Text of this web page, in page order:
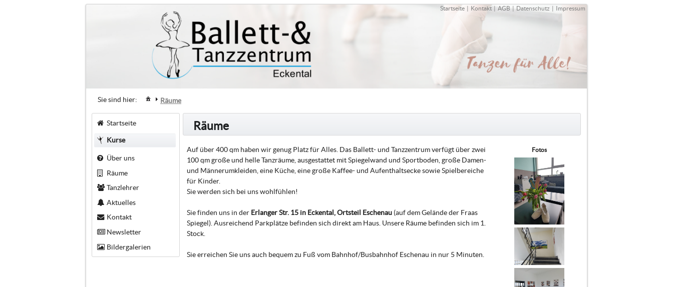
Startseite | Kontakt | AGB | Datenschutz | Impressum
Sie sind hier: Räume
Startseite
Kurse
Über uns
Räume
Tanzlehrer
Aktuelles
Kontakt
Newsletter
Bildergalerien
Räume
Auf über 400 qm haben wir genug Platz für Alles. Das Ballett- und Tanzzentrum verfügt über zwei
100 qm große und helle Tanzräume, ausgestattet mit Spiegelwand und Sportboden, große Damen-
und Männerumkleiden, eine Küche, eine große Kaffee- und Aufenthaltsecke sowie Spielbereiche
für Kinder.
Sie werden sich bei uns wohlfühlen!
Sie finden uns in der Erlanger Str. 15 in Eckental, Ortsteil Eschenau (auf dem Gelände der Fraas
Spiegel). Ausreichend Parkplätze befinden sich direkt am Haus. Unsere Räume befinden sich im 1.
Stock.
Sie erreichen Sie uns auch bequem zu Fuß vom Bahnhof/Busbahnhof Eschenau in nur 5 Minuten.
Fotos